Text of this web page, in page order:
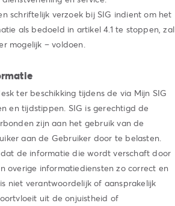
schriftelijk verzoek bij SIG indient om het
als bedoeld in artikel 4.1 te stoppen, zal
mogelijk – voldoen.
ter beschikking tijdens de via Mijn SIG
en tijdstippen. SIG is gerechtigd de
zijn aan het gebruik van de
aan de Gebruiker door te belasten.
de informatie die wordt verschaft door
overige informatiediensten zo correct en
niet verantwoordelijk of aansprakelijk
uit de onjuistheid of